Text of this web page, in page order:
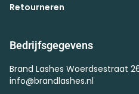
Retourneren
Bedrijfsgegevens
Brand Lashes Woerdsestraat
info@brandlashes.nl